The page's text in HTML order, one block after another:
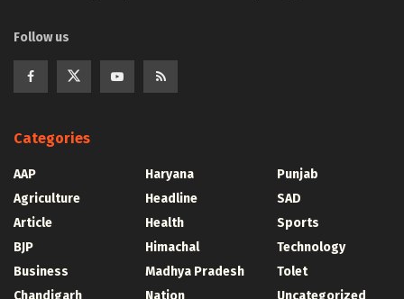
Follow us
Categories
AAP
Agriculture
Article
BJP
Business
Chandigarh
Haryana
Headline
Health
Himachal
Madhya Pradesh
Nation
Punjab
SAD
Sports
Technology
Tolet
Uncategorized